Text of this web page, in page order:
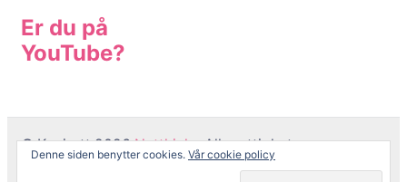
Denne siden benytter cookies. Vår cookie policy
Er du på
YouTube?
© Kopirett 2026Netthjelp. Alle rettigheter er
Coachify | Utviklet avCoachify. Drevet av